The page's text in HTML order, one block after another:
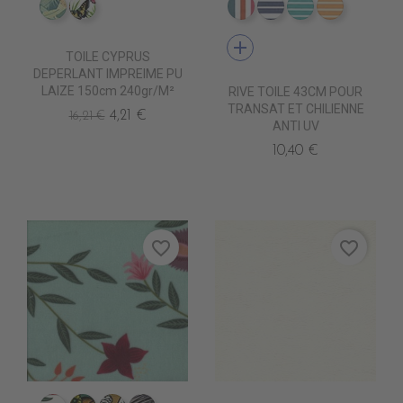
IM0805 FAUVE
TOILE CYPRUS
DEPERLANT IMPREIME PU
LAIZE 150cm 240gr/m²
16,21 € 4,21 €
DT0211 AMSTERDAM
DT0219DT0220DT0222
add
RIVE TOILE 43CM POUR
TRANSAT ET CHILIENNE
ANTI UV
10,40 €
favorite_border favorite_border